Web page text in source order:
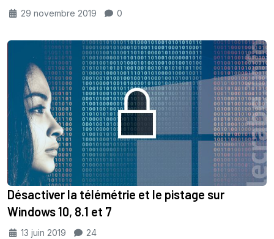
29 novembre 2019 0
Désactiver la télémétrie et le pistage sur
Windows 10, 8.1 et 7
13 juin 2019 24